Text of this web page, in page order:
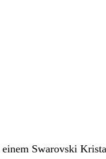
einem Swarovski